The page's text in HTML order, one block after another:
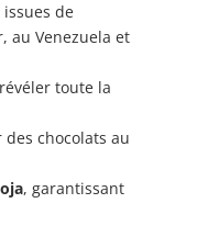
de
au Venezuela et
toute la
chocolats au
, garantissant